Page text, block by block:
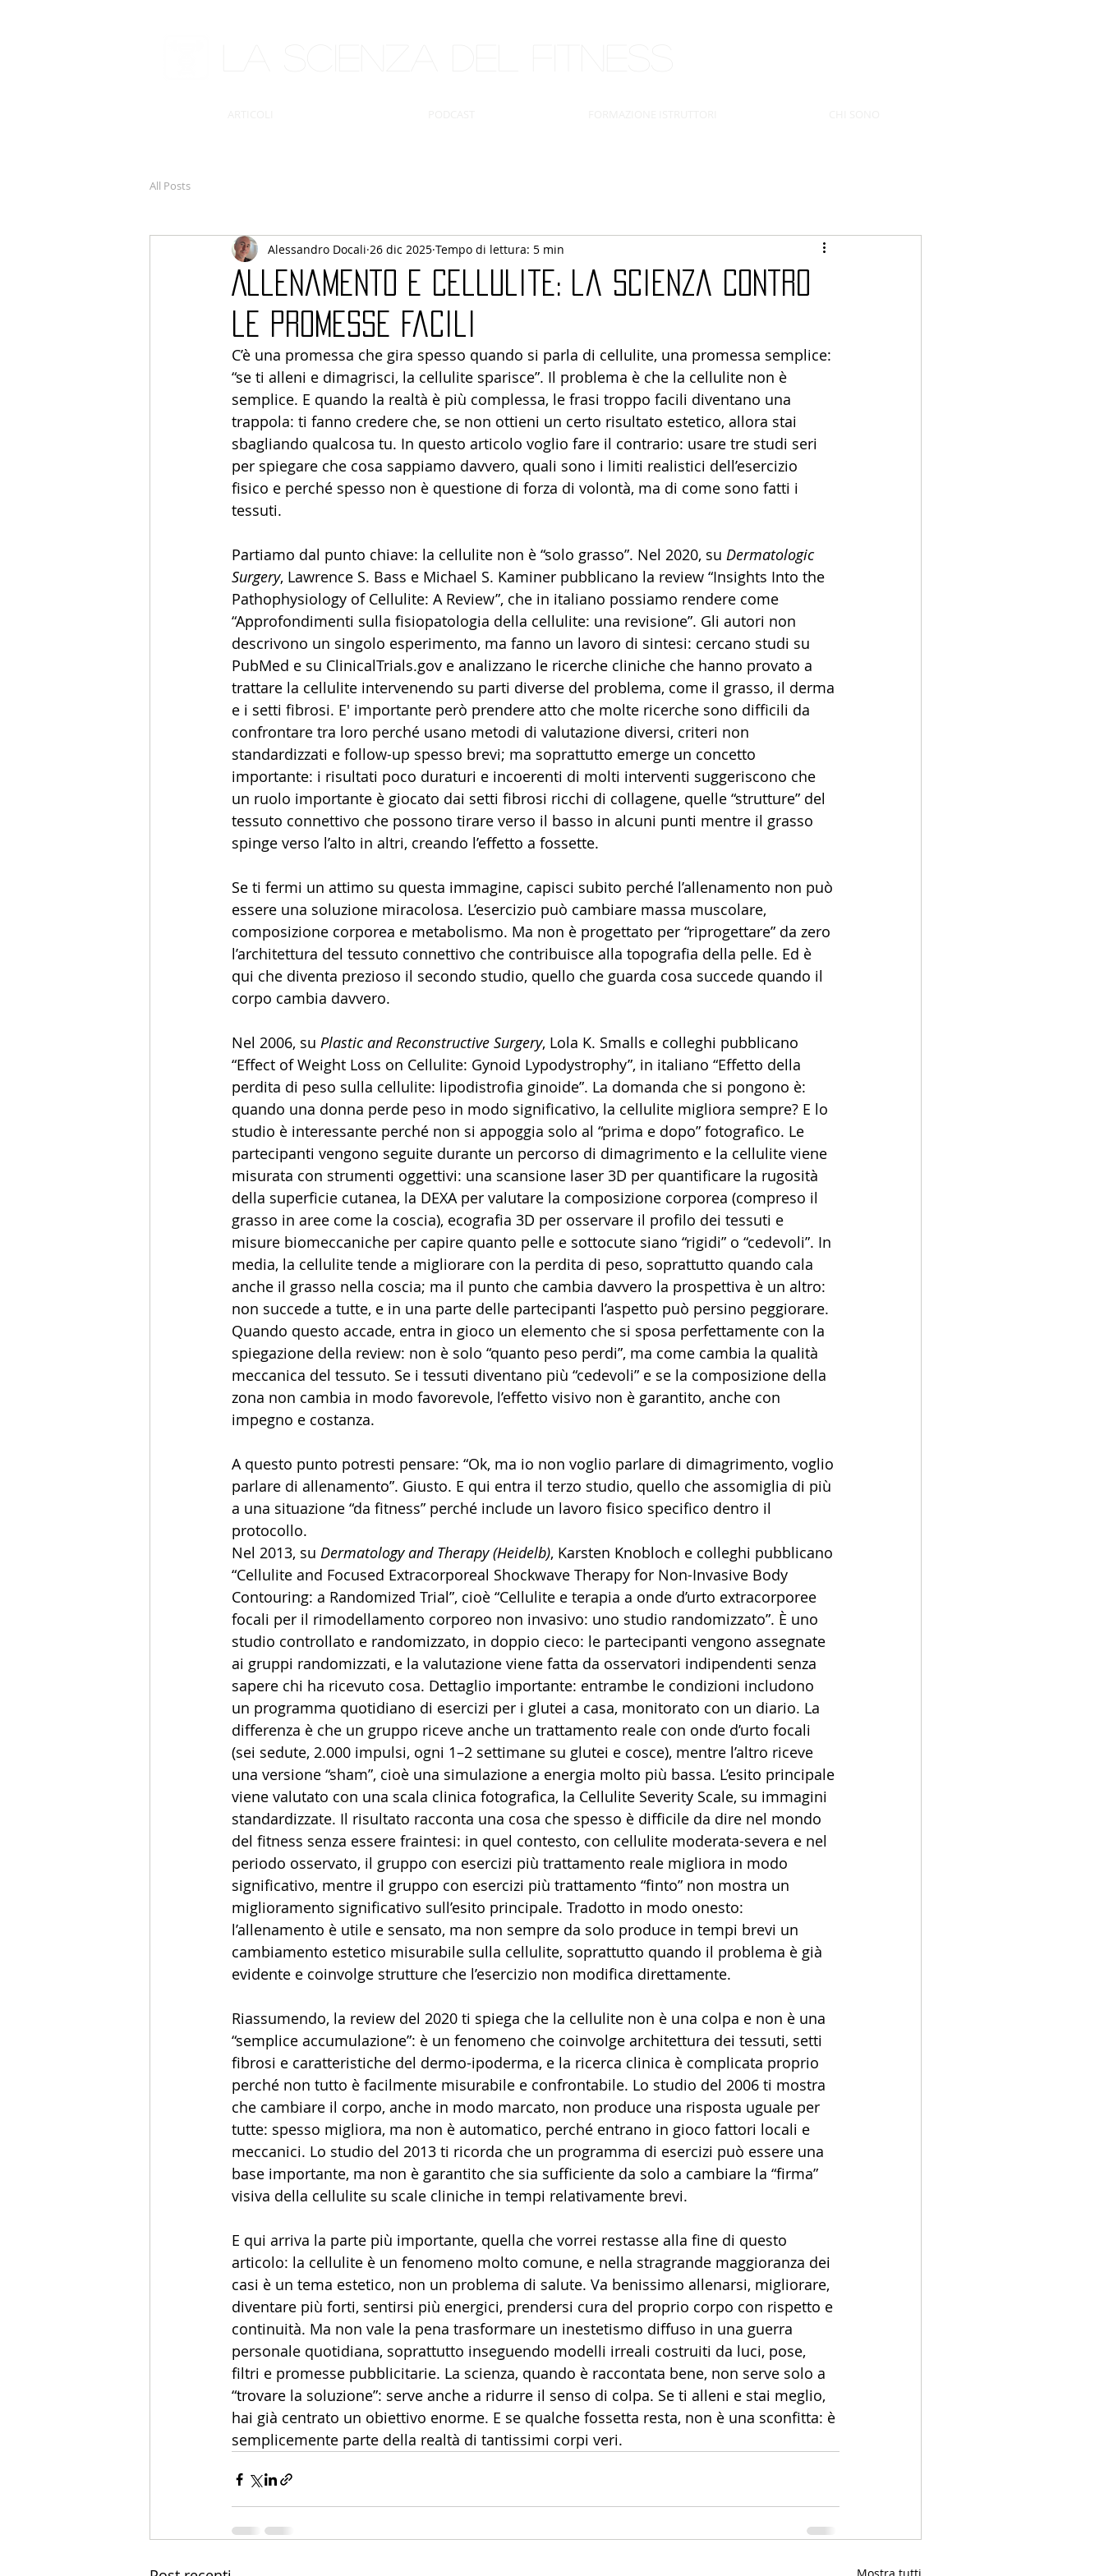
All Posts
Allenamento e cellulite: la scienza contro
le promesse facili
Alessandro Docali 26 dic 2025 Tempo di lettura: 5 min
C’è una promessa che gira spesso quando si parla di cellulite, una promessa semplice:
“se ti alleni e dimagrisci, la cellulite sparisce”. Il problema è che la cellulite non è
semplice. E quando la realtà è più complessa, le frasi troppo facili diventano una
trappola: ti fanno credere che, se non ottieni un certo risultato estetico, allora stai
sbagliando qualcosa tu. In questo articolo voglio fare il contrario: usare tre studi seri
per spiegare che cosa sappiamo davvero, quali sono i limiti realistici dell’esercizio
fisico e perché spesso non è questione di forza di volontà, ma di come sono fatti i
tessuti.
Partiamo dal punto chiave: la cellulite non è “solo grasso”. Nel 2020, su Dermatologic
Surgery, Lawrence S. Bass e Michael S. Kaminer pubblicano la review “Insights Into the
Pathophysiology of Cellulite: A Review”, che in italiano possiamo rendere come
“Approfondimenti sulla fisiopatologia della cellulite: una revisione”. Gli autori non
descrivono un singolo esperimento, ma fanno un lavoro di sintesi: cercano studi su
PubMed e su ClinicalTrials.gov e analizzano le ricerche cliniche che hanno provato a
trattare la cellulite intervenendo su parti diverse del problema, come il grasso, il derma
e i setti fibrosi. E' importante però prendere atto che molte ricerche sono difficili da
confrontare tra loro perché usano metodi di valutazione diversi, criteri non
standardizzati e follow-up spesso brevi; ma soprattutto emerge un concetto
importante: i risultati poco duraturi e incoerenti di molti interventi suggeriscono che
un ruolo importante è giocato dai setti fibrosi ricchi di collagene, quelle “strutture” del
tessuto connettivo che possono tirare verso il basso in alcuni punti mentre il grasso
spinge verso l’alto in altri, creando l’effetto a fossette.
Se ti fermi un attimo su questa immagine, capisci subito perché l’allenamento non può
essere una soluzione miracolosa. L’esercizio può cambiare massa muscolare,
composizione corporea e metabolismo. Ma non è progettato per “riprogettare” da zero
l’architettura del tessuto connettivo che contribuisce alla topografia della pelle. Ed è
qui che diventa prezioso il secondo studio, quello che guarda cosa succede quando il
corpo cambia davvero.
Nel 2006, su Plastic and Reconstructive Surgery, Lola K. Smalls e colleghi pubblicano
“Effect of Weight Loss on Cellulite: Gynoid Lypodystrophy”, in italiano “Effetto della
perdita di peso sulla cellulite: lipodistrofia ginoide”. La domanda che si pongono è:
quando una donna perde peso in modo significativo, la cellulite migliora sempre? E lo
studio è interessante perché non si appoggia solo al “prima e dopo” fotografico. Le
partecipanti vengono seguite durante un percorso di dimagrimento e la cellulite viene
misurata con strumenti oggettivi: una scansione laser 3D per quantificare la rugosità
della superficie cutanea, la DEXA per valutare la composizione corporea (compreso il
grasso in aree come la coscia), ecografia 3D per osservare il profilo dei tessuti e
misure biomeccaniche per capire quanto pelle e sottocute siano “rigidi” o “cedevoli”. In
media, la cellulite tende a migliorare con la perdita di peso, soprattutto quando cala
anche il grasso nella coscia; ma il punto che cambia davvero la prospettiva è un altro:
non succede a tutte, e in una parte delle partecipanti l’aspetto può persino peggiorare.
Quando questo accade, entra in gioco un elemento che si sposa perfettamente con la
spiegazione della review: non è solo “quanto peso perdi”, ma come cambia la qualità
meccanica del tessuto. Se i tessuti diventano più “cedevoli” e se la composizione della
zona non cambia in modo favorevole, l’effetto visivo non è garantito, anche con
impegno e costanza.
A questo punto potresti pensare: “Ok, ma io non voglio parlare di dimagrimento, voglio
parlare di allenamento”. Giusto. E qui entra il terzo studio, quello che assomiglia di più
a una situazione “da fitness” perché include un lavoro fisico specifico dentro il
protocollo.
Nel 2013, su Dermatology and Therapy (Heidelb), Karsten Knobloch e colleghi pubblicano
“Cellulite and Focused Extracorporeal Shockwave Therapy for Non-Invasive Body
Contouring: a Randomized Trial”, cioè “Cellulite e terapia a onde d’urto extracorporee
focali per il rimodellamento corporeo non invasivo: uno studio randomizzato”. È uno
studio controllato e randomizzato, in doppio cieco: le partecipanti vengono assegnate
ai gruppi randomizzati, e la valutazione viene fatta da osservatori indipendenti senza
sapere chi ha ricevuto cosa. Dettaglio importante: entrambe le condizioni includono
un programma quotidiano di esercizi per i glutei a casa, monitorato con un diario. La
differenza è che un gruppo riceve anche un trattamento reale con onde d’urto focali
(sei sedute, 2.000 impulsi, ogni 1–2 settimane su glutei e cosce), mentre l’altro riceve
una versione “sham”, cioè una simulazione a energia molto più bassa. L’esito principale
viene valutato con una scala clinica fotografica, la Cellulite Severity Scale, su immagini
standardizzate. Il risultato racconta una cosa che spesso è difficile da dire nel mondo
del fitness senza essere fraintesi: in quel contesto, con cellulite moderata-severa e nel
periodo osservato, il gruppo con esercizi più trattamento reale migliora in modo
significativo, mentre il gruppo con esercizi più trattamento “finto” non mostra un
miglioramento significativo sull’esito principale. Tradotto in modo onesto:
l’allenamento è utile e sensato, ma non sempre da solo produce in tempi brevi un
cambiamento estetico misurabile sulla cellulite, soprattutto quando il problema è già
evidente e coinvolge strutture che l’esercizio non modifica direttamente.
Riassumendo, la review del 2020 ti spiega che la cellulite non è una colpa e non è una
“semplice accumulazione”: è un fenomeno che coinvolge architettura dei tessuti, setti
fibrosi e caratteristiche del dermo-ipoderma, e la ricerca clinica è complicata proprio
perché non tutto è facilmente misurabile e confrontabile. Lo studio del 2006 ti mostra
che cambiare il corpo, anche in modo marcato, non produce una risposta uguale per
tutte: spesso migliora, ma non è automatico, perché entrano in gioco fattori locali e
meccanici. Lo studio del 2013 ti ricorda che un programma di esercizi può essere una
base importante, ma non è garantito che sia sufficiente da solo a cambiare la “firma”
visiva della cellulite su scale cliniche in tempi relativamente brevi.
E qui arriva la parte più importante, quella che vorrei restasse alla fine di questo
articolo: la cellulite è un fenomeno molto comune, e nella stragrande maggioranza dei
casi è un tema estetico, non un problema di salute. Va benissimo allenarsi, migliorare,
diventare più forti, sentirsi più energici, prendersi cura del proprio corpo con rispetto e
continuità. Ma non vale la pena trasformare un inestetismo diffuso in una guerra
personale quotidiana, soprattutto inseguendo modelli irreali costruiti da luci, pose,
filtri e promesse pubblicitarie. La scienza, quando è raccontata bene, non serve solo a
“trovare la soluzione”: serve anche a ridurre il senso di colpa. Se ti alleni e stai meglio,
hai già centrato un obiettivo enorme. E se qualche fossetta resta, non è una sconfitta: è
semplicemente parte della realtà di tantissimi corpi veri.